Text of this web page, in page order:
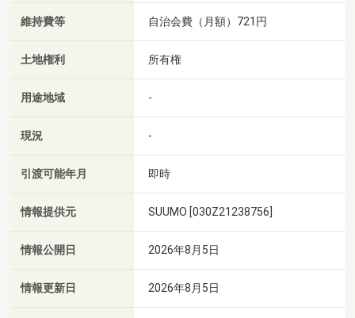
維持費等 自治会費（月額）721円
土地権利 所有権
用途地域 -
現況 -
引渡可能年月 即時
情報提供元 SUUMO [030Z21238756]
情報公開日 2026年8月5日
情報更新日 2026年8月5日